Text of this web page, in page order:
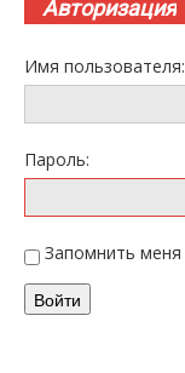
Авторизация
Имя пользователя:
Пароль:
Запомнить меня
Войти